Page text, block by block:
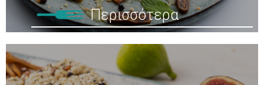
Περισσότερα